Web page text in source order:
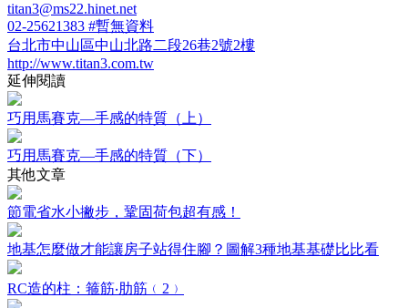
titan3@ms22.hinet.net
02-25621383 #暫無資料
台北市中山區中山北路二段26巷2號2樓
http://www.titan3.com.tw
延伸閱讀
巧用馬賽克—手感的特質（上）
巧用馬賽克—手感的特質（下）
其他文章
節電省水小撇步，鞏固荷包超有感！
地基怎麼做才能讓房子站得住腳？圖解3種地基基礎比比看
RC造的柱：箍筋‧肋筋﹙2﹚